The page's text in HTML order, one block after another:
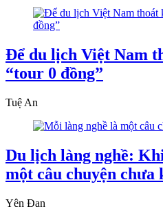
Để du lịch Việt Nam
“tour 0 đồng”
Tuệ An
Du lịch làng nghề:
một câu chuyện chưa
Yên Đan